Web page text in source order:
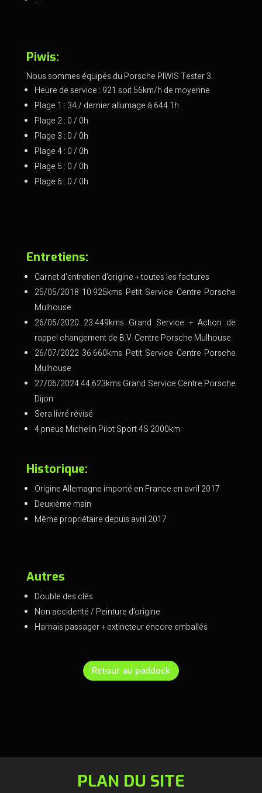
Piwis:
Nous sommes équipés du Porsche PIWIS Tester 3.
Heure de service : 921 soit 56km/h de moyenne
Plage 1 : 34 / dernier allumage à 644.1h
Plage 2 : 0 / 0h
Plage 3 : 0 / 0h
Plage 4 : 0 / 0h
Plage 5 : 0 / 0h
Plage 6 : 0 / 0h
Entretiens:
Carnet d’entretien d’origine + toutes les factures
25/05/2018 10.925kms Petit Service Centre Porsche
Mulhouse
26/05/2020 23.449kms Grand Service + Action de
rappel changement de B.V. Centre Porsche Mulhouse
26/07/2022 36.660kms Petit Service Centre Porsche
Mulhouse
27/06/2024 44.623kms Grand Service Centre Porsche
Dijon
Sera livré révisé
4 pneus Michelin Pilot Sport 4S 2000km
Historique:
Origine Allemagne importé en France en avril 2017
Deuxième main
Même propriétaire depuis avril 2017
Autres
Double des clés
Non accidenté / Peinture d’origine
Harnais passager + extincteur encore emballés
Retour au paddock
PLAN DU SITE